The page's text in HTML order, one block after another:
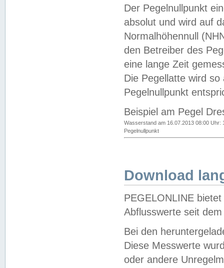
Der Pegelnullpunkt
absolut und wird auf
Normalhöhennull
den Betreiber des
eine lange Zeit
Die Pegellatte wird
Pegelnullpunkt
Beispiel am Pegel
Wasserstand am 16.07.2013 08:00 Uhr:
Pegelnullpunkt
Download
PEGELONLINE
Abflusswerte seit
Bei den
Diese Messwerte
oder andere